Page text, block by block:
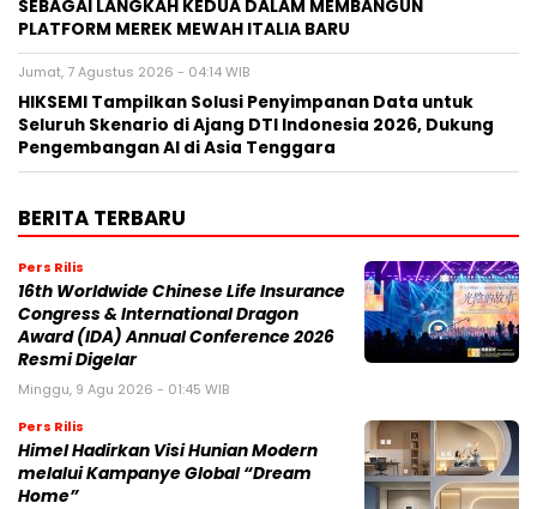
SEBAGAI LANGKAH KEDUA DALAM MEMBANGUN
PLATFORM MEREK MEWAH ITALIA BARU
Jumat, 7 Agustus 2026 - 04:14 WIB
HIKSEMI Tampilkan Solusi Penyimpanan Data untuk
Seluruh Skenario di Ajang DTI Indonesia 2026, Dukung
Pengembangan AI di Asia Tenggara
BERITA TERBARU
Pers Rilis
16th Worldwide Chinese Life Insurance
Congress & International Dragon
Award (IDA) Annual Conference 2026
Resmi Digelar
Minggu, 9 Agu 2026 - 01:45 WIB
Pers Rilis
Himel Hadirkan Visi Hunian Modern
melalui Kampanye Global “Dream
Home”